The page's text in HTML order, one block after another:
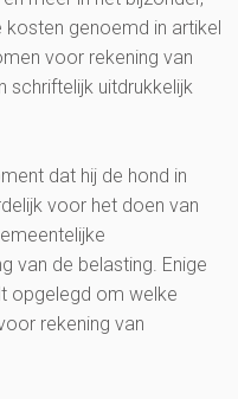
genoemd in artikel
voor rekening van
schriftelijk uitdrukkelijk
dat hij de hond in
voor het doen van
van de belasting. Enige
opgelegd om welke
rekening van